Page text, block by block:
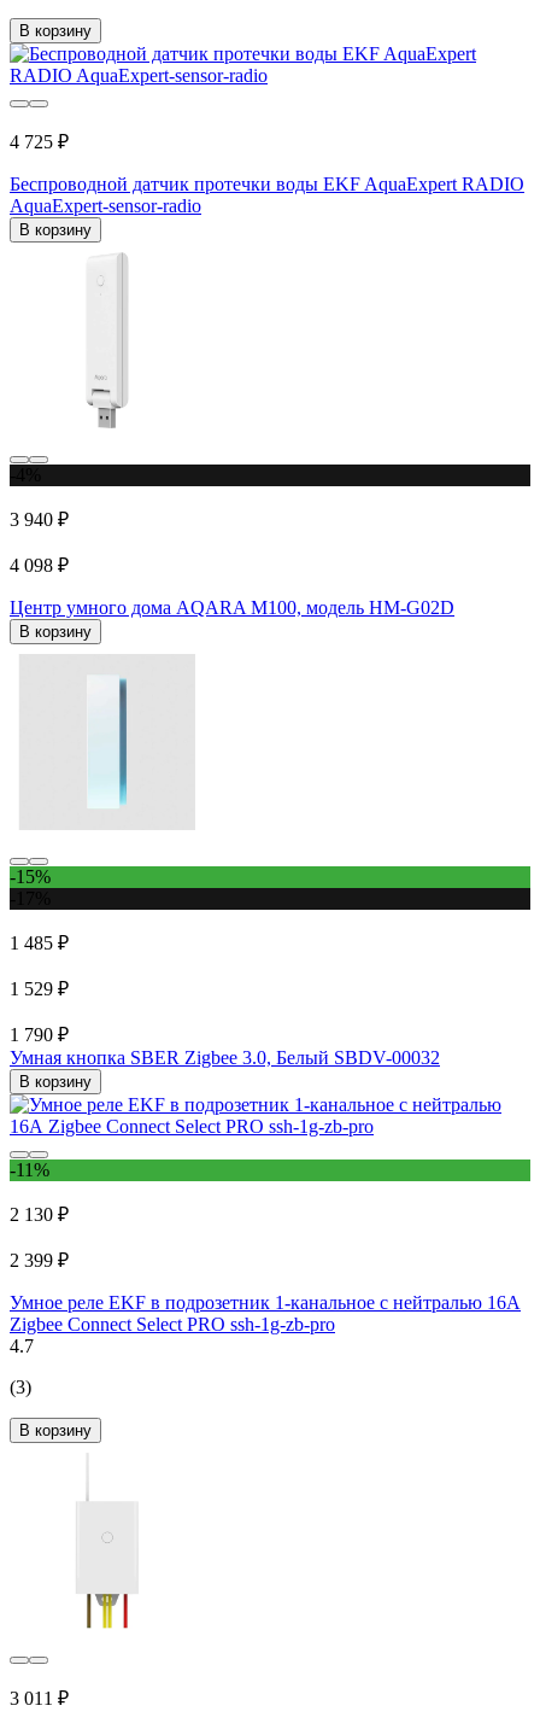
В корзину
4 725 ₽
Беспроводной датчик протечки воды EKF AquaExpert RADIO
AquaExpert-sensor-radio
В корзину
3 940 ₽
4 098 ₽
Центр умного дома AQARA M100, модель HM-G02D
В корзину
-15%
1 485 ₽
1 529 ₽
1 790 ₽
Умная кнопка SBER Zigbee 3.0, Белый SBDV-00032
В корзину
-11%
2 130 ₽
2 399 ₽
Умное реле EKF в подрозетник 1-канальное с нейтралью 16А
Zigbee Connect Select PRO ssh-1g-zb-pro
4.7
(3)
В корзину
3 011 ₽